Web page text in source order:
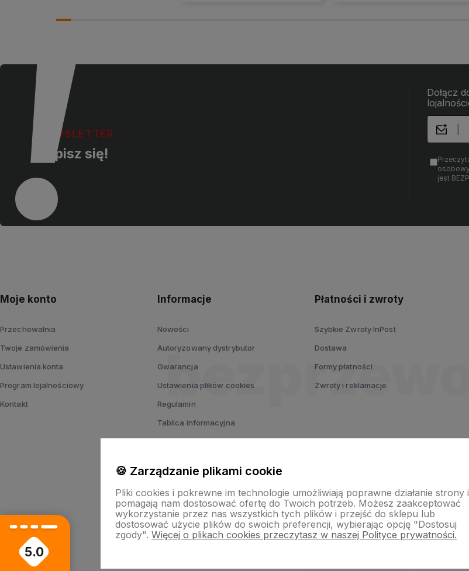
NEWSLETTER
Zapisz się!
Dołącz
jest
Moje konto
Przechowalnia
Twoje zamówienia
Ustawienia konta
Program lojalnościowy
Kontakt
Informacje
Nowości
Autoryzowany dystrybutor
Gwarancja
Ustawienia plików cookies
Regulamin
Tablica informacyjna
Polityka prywatności
Płatności i zwroty
Szybkie Zwroty InPost
Dostawa
Formy płatności
Zwroty i reklamacje
5.0
🍪 Zarządzanie plikami cookie
Pliki cookies i pokrewne im technologie umożliwiają poprawne działanie strony i
pomagają nam dostosować ofertę do Twoich potrzeb. Możesz zaakceptować
wykorzystanie przez nas wszystkich tych plików i przejść do sklepu lub
dostosować użycie plików do swoich preferencji, wybierając opcję "Dostosuj
zgody". Więcej o plikach cookies przeczytasz w naszej Polityce prywatności.